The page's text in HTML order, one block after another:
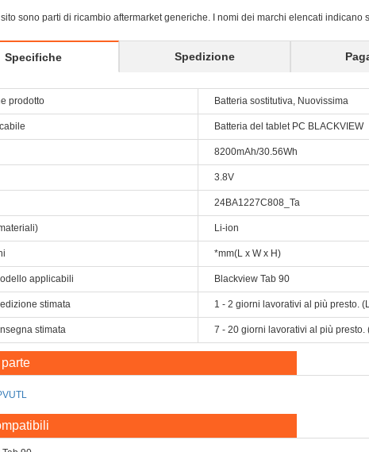
sono parti di ricambio aftermarket generiche. I nomi dei marchi elencati
Specifiche Spedizione
prodotto Batteria sostitutiva, Nuovissima
Batteria del tablet PC BLACKVIEW
8200mAh/30.56Wh
3.8V
24BA1227C808_Ta
Li-ion
*mm(L x W x H)
applicabili Blackview Tab 90
stimata 1 - 2 giorni lavorativi al più presto.
stimata 7 - 20 giorni lavorativi al più